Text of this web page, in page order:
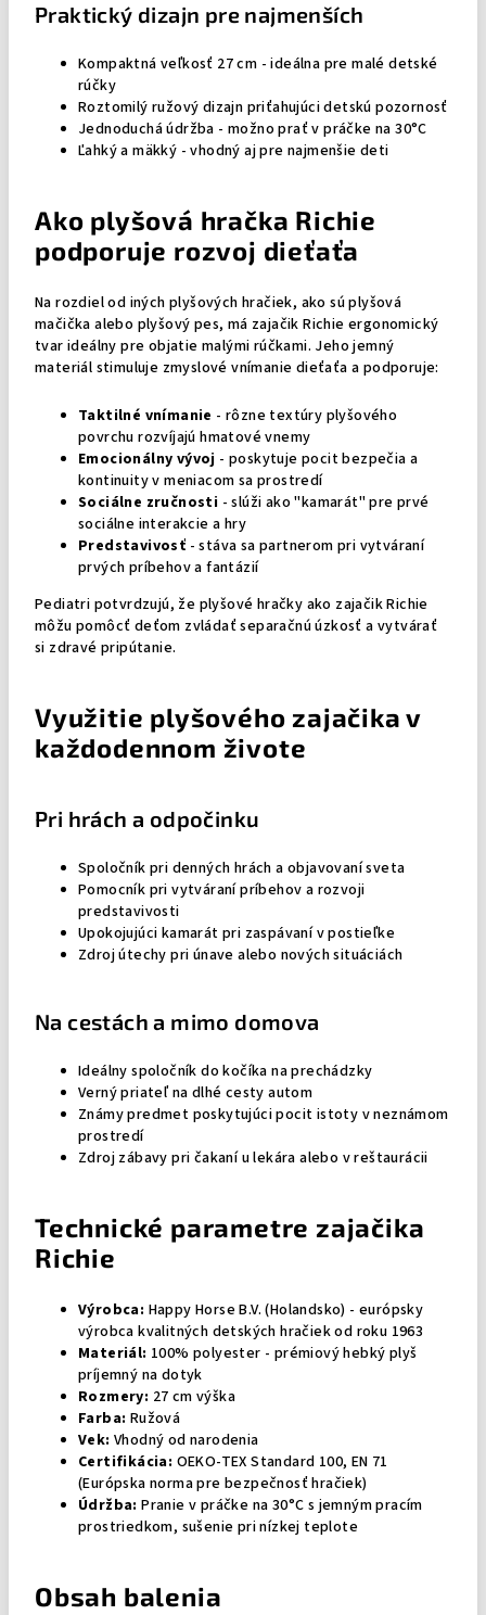
Praktický dizajn pre najmenších
Kompaktná veľkosť 27 cm - ideálna pre malé detské
rúčky
Roztomilý ružový dizajn priťahujúci detskú pozornosť
Jednoduchá údržba - možno prať v práčke na 30°C
Ľahký a mäkký - vhodný aj pre najmenšie deti
Ako plyšová hračka Richie
podporuje rozvoj dieťaťa
Na rozdiel od iných plyšových hračiek, ako sú plyšová
mačička alebo plyšový pes, má zajačik Richie ergonomický
tvar ideálny pre objatie malými rúčkami. Jeho jemný
materiál stimuluje zmyslové vnímanie dieťaťa a podporuje:
Taktilné vnímanie - rôzne textúry plyšového
povrchu rozvíjajú hmatové vnemy
Emocionálny vývoj - poskytuje pocit bezpečia a
kontinuity v meniacom sa prostredí
Sociálne zručnosti - slúži ako "kamarát" pre prvé
sociálne interakcie a hry
Predstavivosť - stáva sa partnerom pri vytváraní
prvých príbehov a fantázií
Pediatri potvrdzujú, že plyšové hračky ako zajačik Richie
môžu pomôcť deťom zvládať separačnú úzkosť a vytvárať
si zdravé pripútanie.
Využitie plyšového zajačika v
každodennom živote
Pri hrách a odpočinku
Spoločník pri denných hrách a objavovaní sveta
Pomocník pri vytváraní príbehov a rozvoji
predstavivosti
Upokojujúci kamarát pri zaspávaní v postieľke
Zdroj útechy pri únave alebo nových situáciách
Na cestách a mimo domova
Ideálny spoločník do kočíka na prechádzky
Verný priateľ na dlhé cesty autom
Známy predmet poskytujúci pocit istoty v neznámom
prostredí
Zdroj zábavy pri čakaní u lekára alebo v reštaurácii
Technické parametre zajačika
Richie
Výrobca: Happy Horse B.V. (Holandsko) - európsky
výrobca kvalitných detských hračiek od roku 1963
Materiál: 100% polyester - prémiový hebký plyš
príjemný na dotyk
Rozmery: 27 cm výška
Farba: Ružová
Vek: Vhodný od narodenia
Certifikácia: OEKO-TEX Standard 100, EN 71
(Európska norma pre bezpečnosť hračiek)
Údržba: Pranie v práčke na 30°C s jemným pracím
prostriedkom, sušenie pri nízkej teplote
Obsah balenia